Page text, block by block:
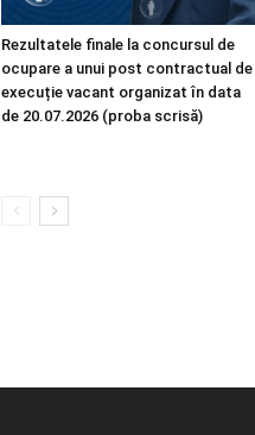
Rezultatele finale la concursul de
ocupare a unui post contractual de
execuție vacant organizat în data
de 20.07.2026 (proba scrisă)